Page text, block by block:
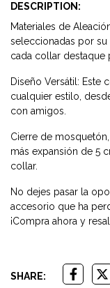
DESCRIPTION:
Materiales de
seleccionadas por
cada collar destaque
Diseño Versátil: Este
cualquier estilo,
con amigos.
Cierre de
más expansión de 5
collar.
No dejes pasar la
accesorio que ha
¡Compra ahora y
SHARE: